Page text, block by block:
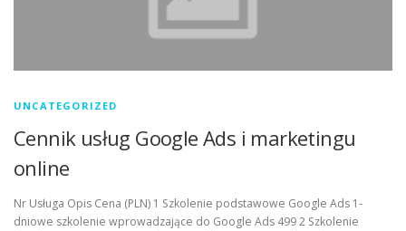
UNCATEGORIZED
Cennik usług Google Ads i marketingu
online
Nr Usługa Opis Cena (PLN) 1 Szkolenie podstawowe Google Ads 1-
dniowe szkolenie wprowadzające do Google Ads 499 2 Szkolenie